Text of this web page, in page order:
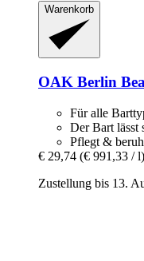
Warenkorb
OAK Berlin
Für alle
Der Bart lässt
Pflegt &
€ 29,74 (€ 991,33 / l)
Zustellung bis 13.